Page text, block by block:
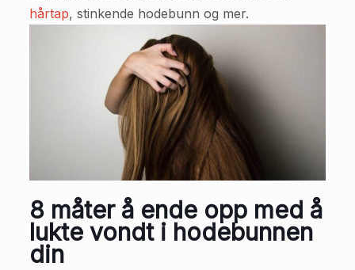
hårtap, stinkende hodebunn og mer.
8 måter å ende opp med å
lukte vondt i hodebunnen
din